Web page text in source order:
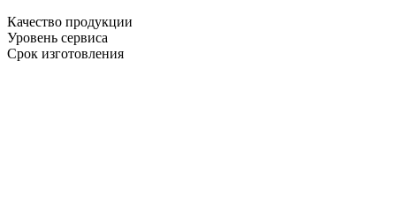
Качество продукции
Уровень сервиса
Срок изготовления